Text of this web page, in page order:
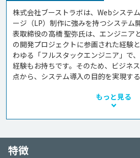
株式会社ブーストラボは、Webシステ
ージ（LP）制作に強みを持つシステム
表取締役の高橋 聖弥氏は、エンジニア
の開発プロジェクトに参画された経験
わゆる「フルスタックエンジニア」で
経験もお持ちです。そのため、ビジネ
点から、システム導入の目的を実現す
もっと見る
特徴